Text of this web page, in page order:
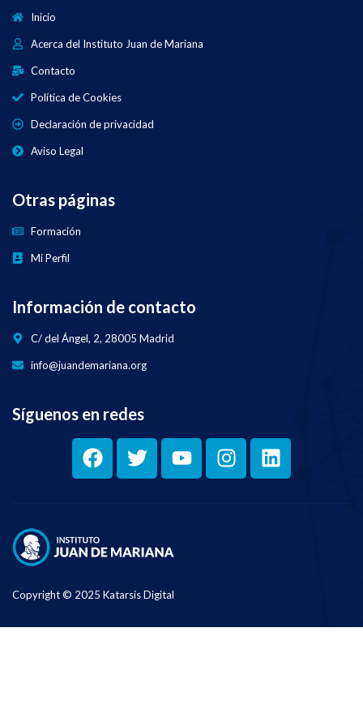
Inicio
Acerca del Instituto Juan de Mariana
Contacto
Política de Cookies
Declaración de privacidad
Aviso Legal
Otras páginas
Formación
Mi Perfil
Información de contacto
C/ del Ángel, 2, 28005 Madrid
info@juandemariana.org
Síguenos en redes
Copyright © 2025 Katarsis Digital